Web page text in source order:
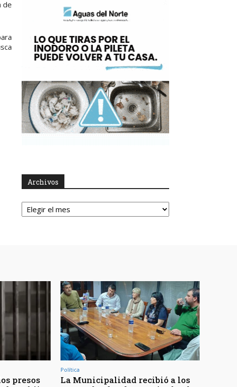
de
Archivos
Archivos
presos
Política
La Municipalidad recibió a los